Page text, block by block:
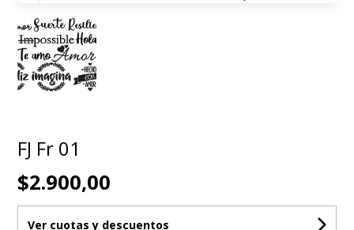
FJ Fr 01
$2.900,00
Ver cuotas y descuentos